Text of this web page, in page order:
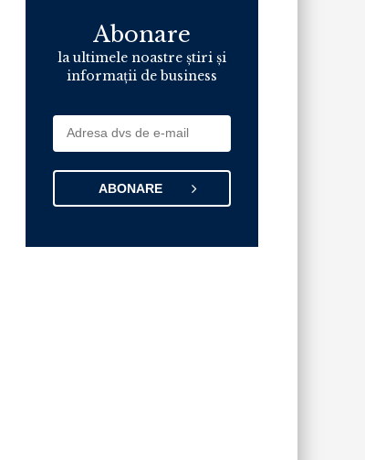
Abonare
la ultimele noastre știri și
informații de business